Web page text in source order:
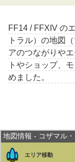
FF14 / FFXIV の
トラル）の地図
アのつながりや
トやショップ、
めました。
地図情報 - コザマル・
エリア移動